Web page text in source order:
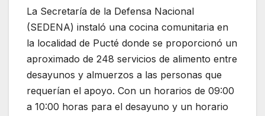
La Secretaría de la Defensa Nacional
(SEDENA) instaló una cocina comunitaria en
la localidad de Pucté donde se proporcionó un
aproximado de 248 servicios de alimento entre
desayunos y almuerzos a las personas que
requerían el apoyo. Con un horarios de 09:00
a 10:00 horas para el desayuno y un horario